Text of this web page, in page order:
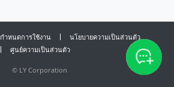
ำหนดการใช้งาน
นโยบายความเป็นส่วนตัว
ศูนย์ความเป็นส่วนตัว
© LY Corporation